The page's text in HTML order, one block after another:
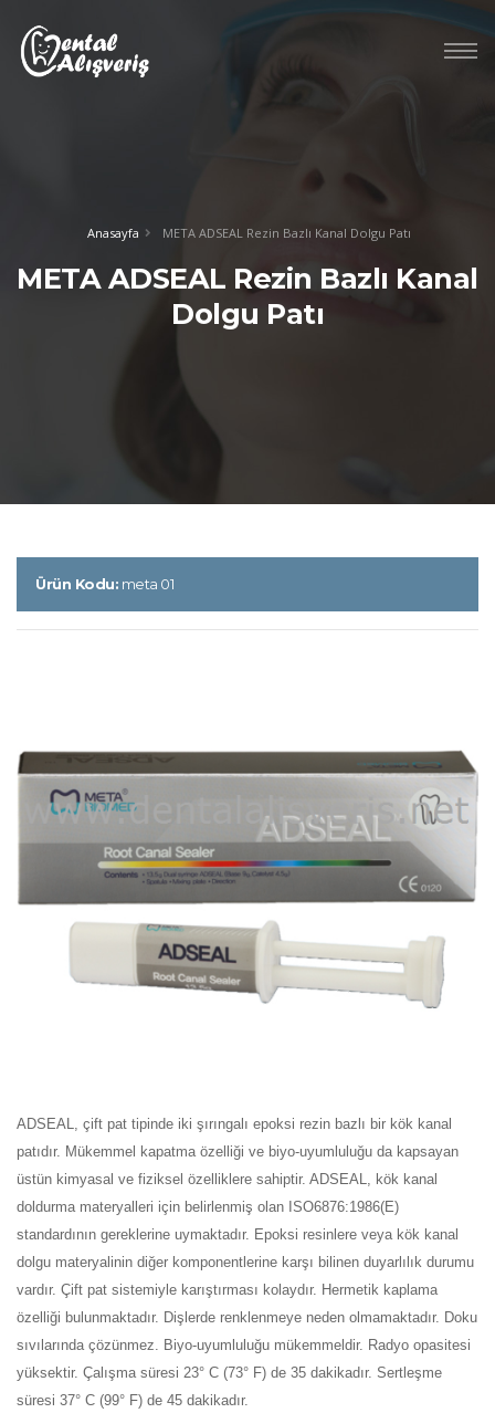
Anasayfa META ADSEAL Rezin Bazlı Kanal Dolgu Patı
META ADSEAL Rezin Bazlı Kanal
Dolgu Patı
Ürün Kodu: meta 01
ADSEAL, çift pat tipinde iki şırıngalı epoksi rezin bazlı bir kök kanal
patıdır. Mükemmel kapatma özelliği ve biyo-uyumluluğu da kapsayan
üstün kimyasal ve fiziksel özelliklere sahiptir. ADSEAL, kök kanal
doldurma materyalleri için belirlenmiş olan ISO6876:1986(E)
standardının gereklerine uymaktadır. Epoksi resinlere veya kök kanal
dolgu materyalinin diğer komponentlerine karşı bilinen duyarlılık durumu
vardır. Çift pat sistemiyle karıştırması kolaydır. Hermetik kaplama
özelliği bulunmaktadır. Dişlerde renklenmeye neden olmamaktadır. Doku
sıvılarında çözünmez. Biyo-uyumluluğu mükemmeldir. Radyo opasitesi
yüksektir. Çalışma süresi 23° C (73° F) de 35 dakikadır. Sertleşme
süresi 37° C (99° F) de 45 dakikadır.